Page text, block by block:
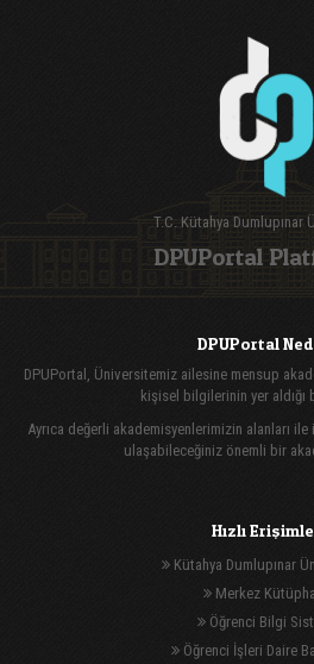
T.C. Kütahya Dumlupınar
DPUPortal
DPUPortal
DPUPortal, Üniversitemiz ailesine mensup
kişisel bilgilerinin yer aldığı
Ayrıca değerli akademisyenlerimizin alanları
ulaşabileceğiniz önemli bir
Hızlı
Kütahya Dumlupınar
Merkez
Öğrenci Bilgi
Öğrenci İşleri Daire